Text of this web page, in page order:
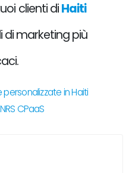
clienti diHaiti
di marketing più
in Haiti
CPaaS